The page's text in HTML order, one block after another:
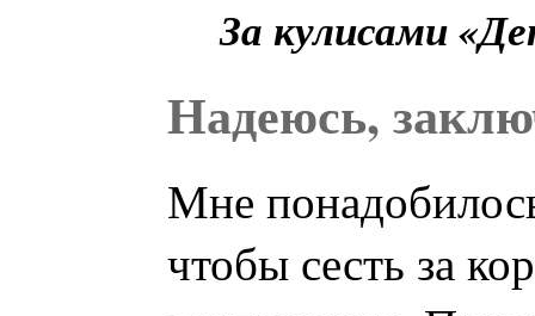
За кулисами
Надеюсь,
Мне
чтобы сесть за